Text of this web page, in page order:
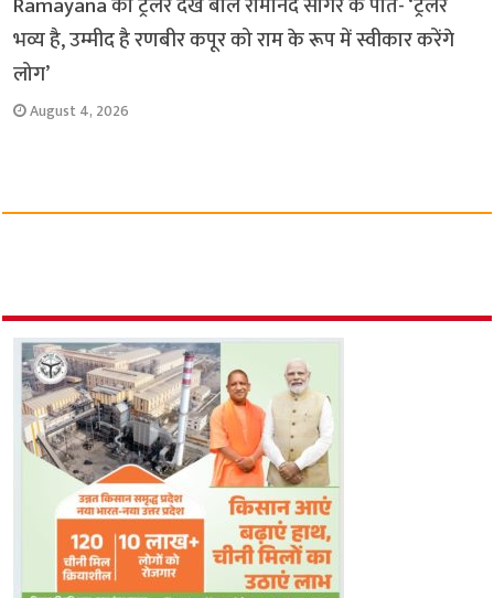
भव्य है, उम्मीद है रणबीर कपूर को राम के रूप में स्वीकार करेंगे
लोग’
August 4, 2026